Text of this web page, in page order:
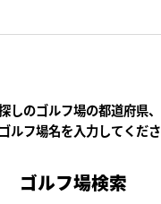
しのゴルフ場の都道府県、
ルフ場名を入力してくださ
ゴルフ場検索